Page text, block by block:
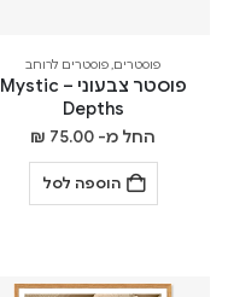
פוסטרים,פוסטרים לרוחב
פוסטר צבעוני – Mystic
Depths
החל מ- ₪ 75.00
הוספה לסל